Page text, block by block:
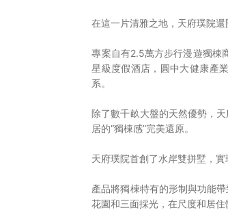
在這一片清雅之地，天府璞院還
專案自有2.5萬方步行漫遊獨棟
星級度假酒店，圓中大健康產
系。
除了數千畝大盤的天然優勢，
居的“獨棟感”完美還原。
天府璞院首創了水岸雙拼墅，實
產品將獨棟特有的形制與功能
花園和三面採光，在尺度和居住